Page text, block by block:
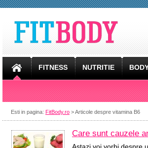
FITNESS NUTRITIE
Esti in pagina: FitBody.ro > Articole despre vitamina B6
Care sunt cauzele